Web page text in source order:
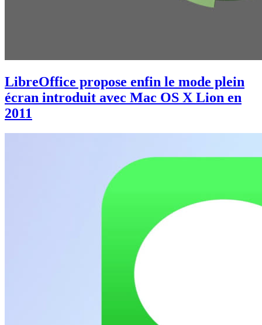
LibreOffice propose enfin le mode plein
écran introduit avec Mac OS X Lion en
2011